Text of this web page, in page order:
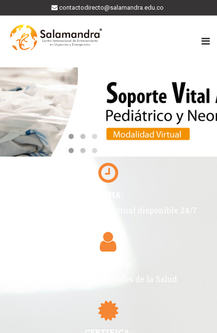
contactodirecto@salamandra.edu.co
Plataforma académica virtual disponible 24/7
Médicos y Profesionales de la Salud